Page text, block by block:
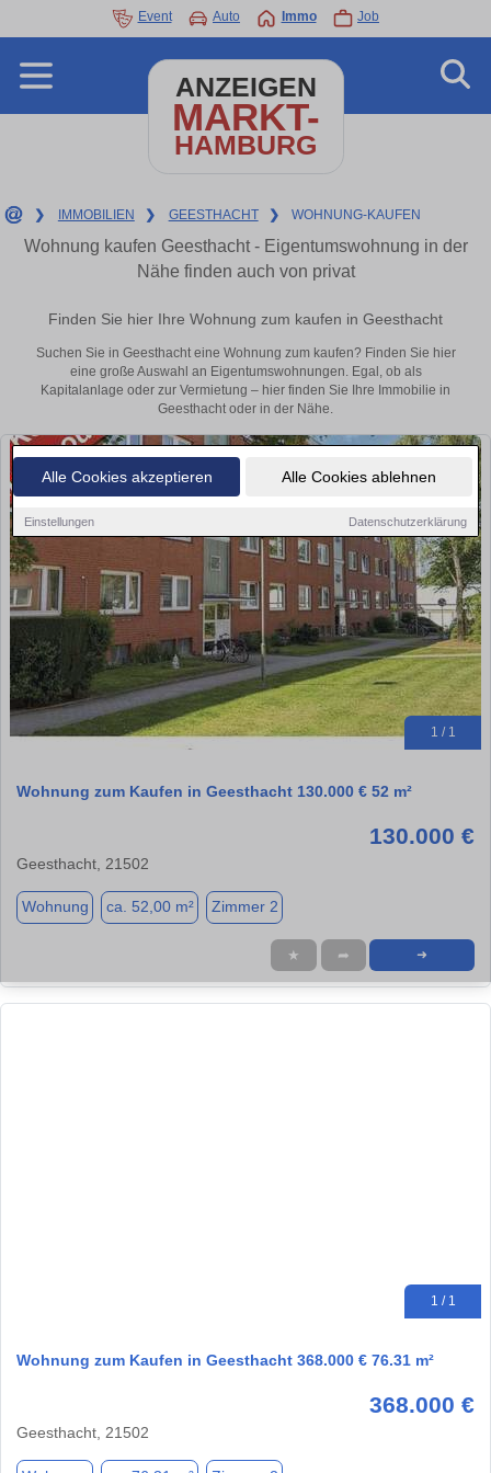
Alle Cookies akzeptieren Alle Cookies ablehnen
Einstellungen Datenschutzerklärung
Event Auto Immo Job
ANZEIGEN
MARKT-
HAMBURG
❯ IMMOBILIEN ❯ GEESTHACHT ❯ WOHNUNG-KAUFEN
Wohnung kaufen Geesthacht - Eigentumswohnung in der
Nähe finden auch von privat
Finden Sie hier Ihre Wohnung zum kaufen in Geesthacht
Suchen Sie in Geesthacht eine Wohnung zum kaufen? Finden Sie hier
eine große Auswahl an Eigentumswohnungen. Egal, ob als
Kapitalanlage oder zur Vermietung – hier finden Sie Ihre Immobilie in
Geesthacht oder in der Nähe.
1 / 1
Wohnung zum Kaufen in Geesthacht 130.000 € 52 m²
130.000 €
Geesthacht, 21502
Wohnung ca. 52,00 m² Zimmer 2
★ ➦ ➜
1 / 1
Wohnung zum Kaufen in Geesthacht 368.000 € 76.31 m²
368.000 €
Geesthacht, 21502